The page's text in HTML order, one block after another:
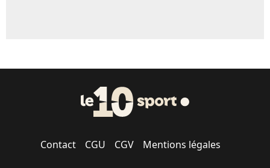
Contact CGU CGV Mentions légales